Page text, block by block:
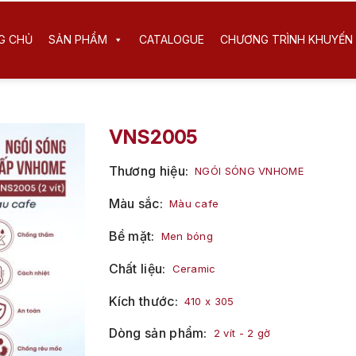
CHỦ SẢN PHẨM CATALOGUE CHƯƠNG TRÌNH KHUYẾN
VNS2005
Thương hiệu NGÓI SÓNG VNHOME
Màu sắc Màu cafe
Bề mặt Men bóng
Chất liệu Ceramic
Kích thước 410 x 305
Dòng sản phẩm 2 vít - 2 gờ